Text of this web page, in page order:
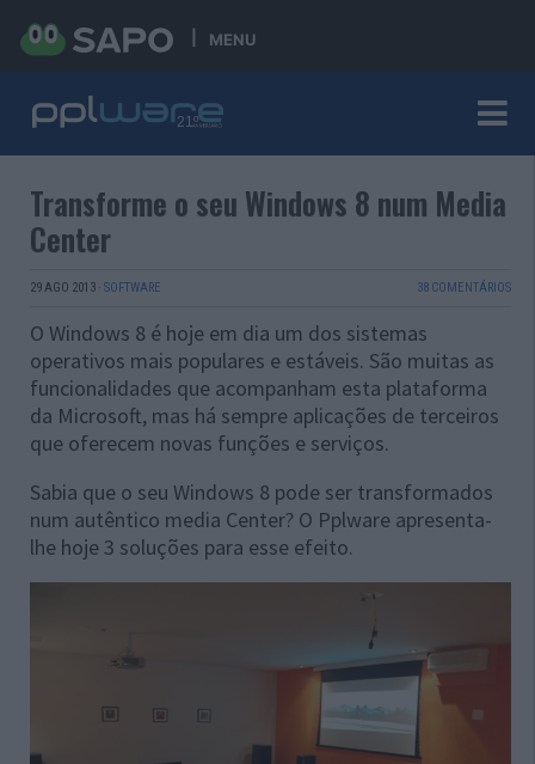
MENU
Transforme o seu Windows 8 num Media
Center
29 AGO 2013 · SOFTWARE 38 COMENTÁRIOS
O Windows 8 é hoje em dia um dos sistemas
operativos mais populares e estáveis. São muitas as
funcionalidades que acompanham esta plataforma
da Microsoft, mas há sempre aplicações de terceiros
que oferecem novas funções e serviços.
Sabia que o seu Windows 8 pode ser transformados
num autêntico media Center? O Pplware apresenta-
lhe hoje 3 soluções para esse efeito.